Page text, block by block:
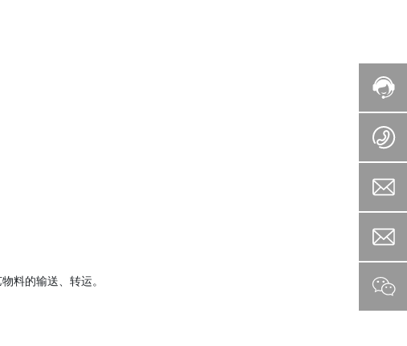
料的输送、转运。